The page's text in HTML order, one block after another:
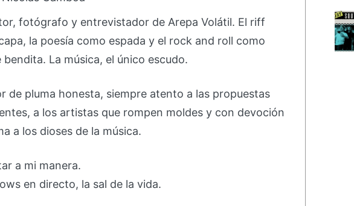
fotógrafo y entrevistador de Arepa Volátil. El riff
la poesía como espada y el rock and roll como
bendita. La música, el único escudo.
de pluma honesta, siempre atento a las propuestas
a los artistas que rompen moldes y con devoción
a los dioses de la música.
a mi manera.
en directo, la sal de la vida.